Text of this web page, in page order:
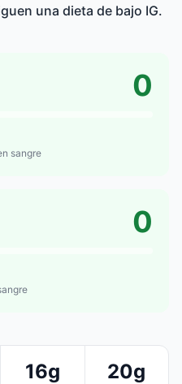
una dieta de bajo IG.
0
sangre
0
16g 20g